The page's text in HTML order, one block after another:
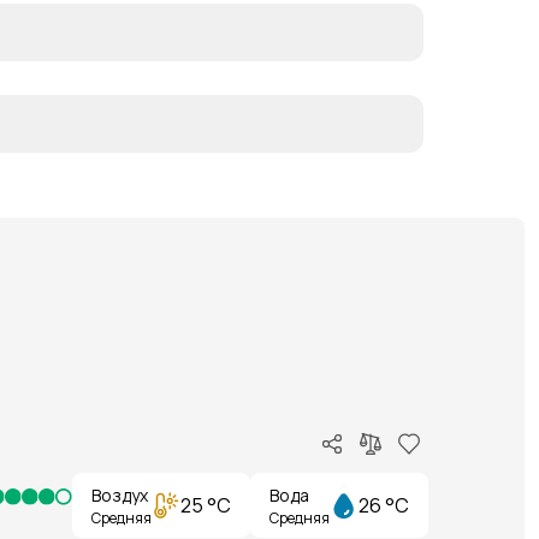
Воздух
Средняя 25 °C Вода
Средняя 26 °C